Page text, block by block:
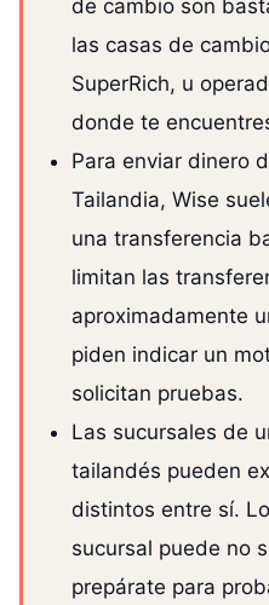
de cambio son
las casas de
SuperRich, u
donde te
Para enviar dinero
Tailandia, Wise
una transferencia
limitan las
aproximadamente
piden indicar un
solicitan pruebas.
Las sucursales de
tailandés pueden
distintos entre sí.
sucursal puede no
prepárate para